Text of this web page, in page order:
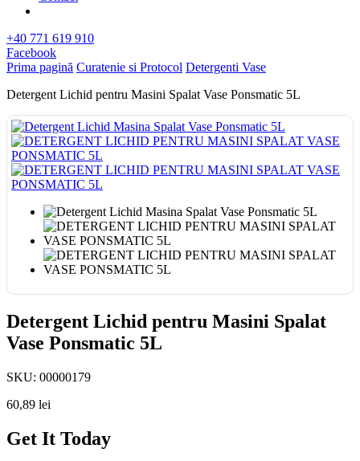
+40 771 619 910
Facebook
Prima pagină Curatenie si Protocol Detergenti Vase
Detergent Lichid pentru Masini Spalat Vase Ponsmatic 5L
Detergent Lichid pentru Masini Spalat
Vase Ponsmatic 5L
SKU: 00000179
60,89 lei
Get It Today